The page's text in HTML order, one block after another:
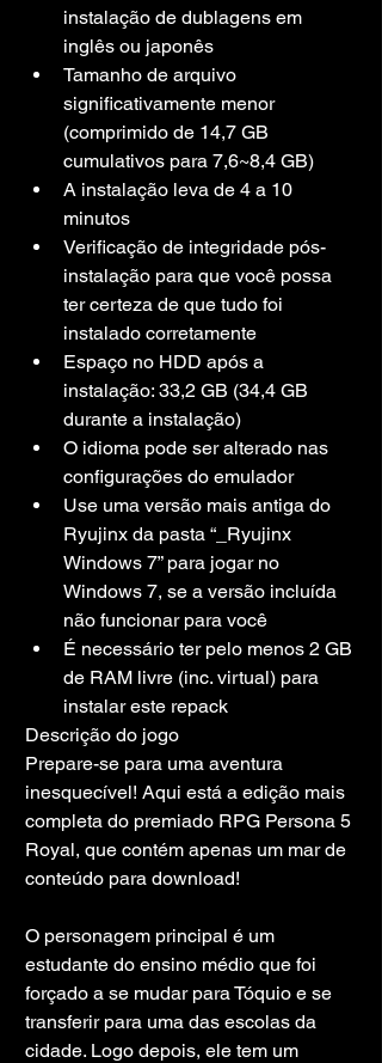
instalação de dublagens em
inglês ou japonês
Tamanho de arquivo
significativamente menor
(comprimido de 14,7 GB
cumulativos para 7,6~8,4 GB)
A instalação leva de 4 a 10
minutos
Verificação de integridade pós-
instalação para que você possa
ter certeza de que tudo foi
instalado corretamente
Espaço no HDD após a
instalação: 33,2 GB (34,4 GB
durante a instalação)
O idioma pode ser alterado nas
configurações do emulador
Use uma versão mais antiga do
Ryujinx da pasta “_Ryujinx
Windows 7” para jogar no
Windows 7, se a versão incluída
não funcionar para você
É necessário ter pelo menos 2 GB
de RAM livre (inc. virtual) para
instalar este repack
Descrição do jogo
Prepare-se para uma aventura
inesquecível! Aqui está a edição mais
completa do premiado RPG Persona 5
Royal, que contém apenas um mar de
conteúdo para download!
O personagem principal é um
estudante do ensino médio que foi
forçado a se mudar para Tóquio e se
transferir para uma das escolas da
cidade. Logo depois, ele tem um